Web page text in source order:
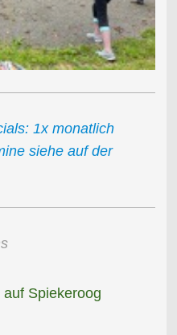
1x monatlich
siehe auf der
Spiekeroog